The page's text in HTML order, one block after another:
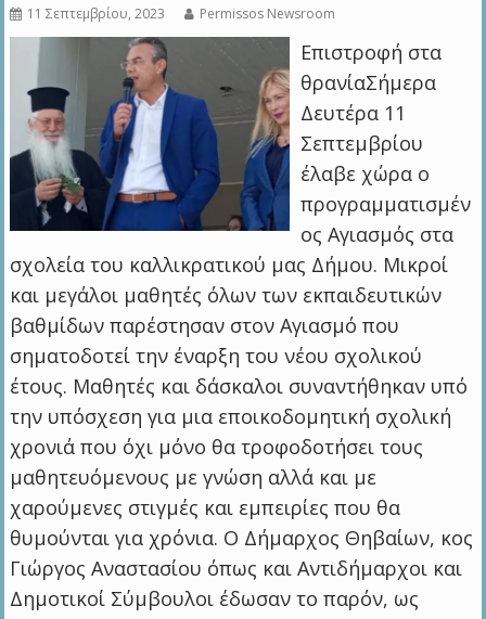
11 Σεπτεμβρίου, 2023 Permissos Newsroom
Επιστροφή στα
θρανίαΣήμερα
Δευτέρα 11
Σεπτεμβρίου
έλαβε χώρα ο
προγραμματισμέν
ος Αγιασμός στα
σχολεία του καλλικρατικού μας Δήμου. Μικροί
και μεγάλοι μαθητές όλων των εκπαιδευτικών
βαθμίδων παρέστησαν στον Αγιασμό που
σηματοδοτεί την έναρξη του νέου σχολικού
έτους. Μαθητές και δάσκαλοι συναντήθηκαν υπό
την υπόσχεση για μια εποικοδομητική σχολική
χρονιά που όχι μόνο θα τροφοδοτήσει τους
μαθητευόμενους με γνώση αλλά και με
χαρούμενες στιγμές και εμπειρίες που θα
θυμούνται για χρόνια. Ο Δήμαρχος Θηβαίων, κος
Γιώργος Αναστασίου όπως και Αντιδήμαρχοι και
Δημοτικοί Σύμβουλοι έδωσαν το παρόν, ως